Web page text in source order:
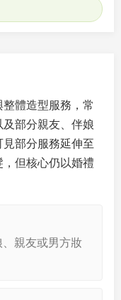
體造型服務，常
部分親友、伴娘
部分服務延伸至
但核心仍以婚禮
親友或男方妝